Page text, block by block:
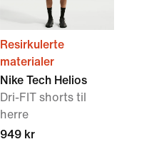
Resirkulerte
materialer
Nike Tech Helios
Dri-FIT shorts til
herre
949 kr